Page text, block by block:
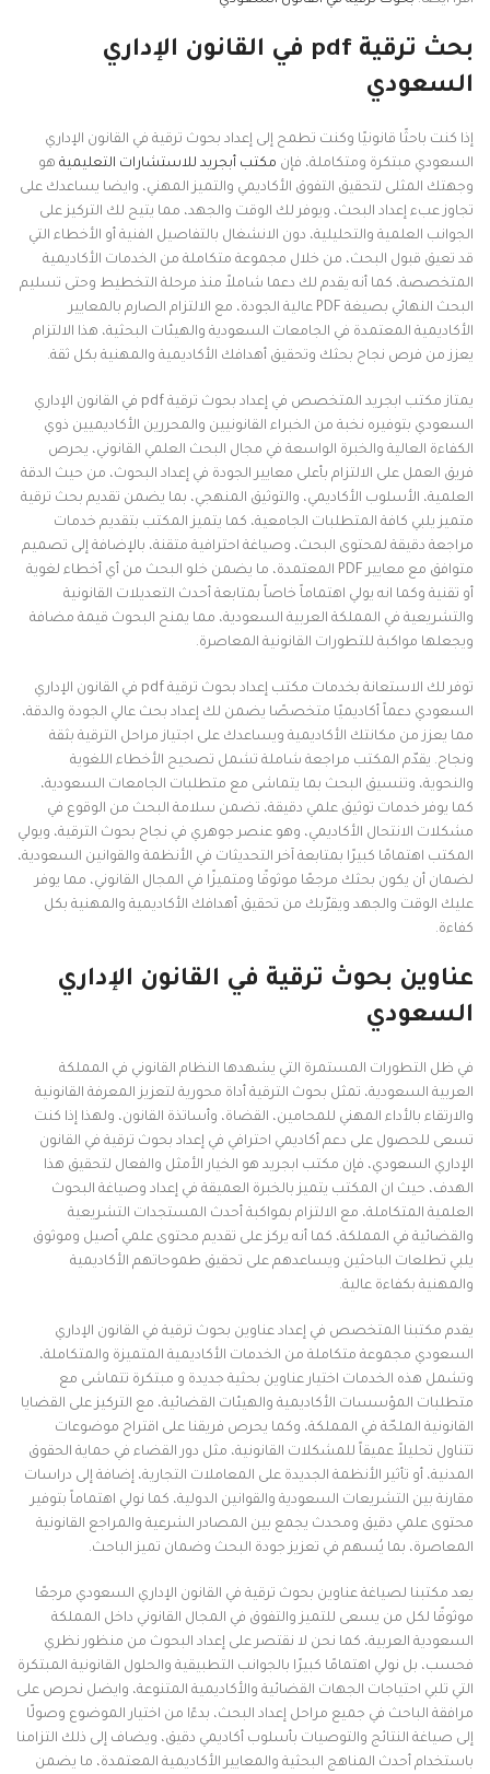
بحث ترقية pdf في القانون الإداري
السعودي
إذا كنت باحثًا قانونيًا وكنت تطمح إلى إعداد بحوث ترقية في القانون الإداري
السعودي مبتكرة ومتكاملة، فإن مكتب أبجريد للاستشارات التعليمية هو
وجهتك المثلى لتحقيق التفوق الأكاديمي والتميز المهني، وايضا يساعدك على
تجاوز عبء إعداد البحث، ويوفر لك الوقت والجهد، مما يتيح لك التركيز على
الجوانب العلمية والتحليلية، دون الانشغال بالتفاصيل الفنية أو الأخطاء التي
قد تعيق قبول البحث، من خلال مجموعة متكاملة من الخدمات الأكاديمية
المتخصصة، كما أنه يقدم لك دعما شاملاً منذ مرحلة التخطيط وحتى تسليم
البحث النهائي بصيغة PDF عالية الجودة، مع الالتزام الصارم بالمعايير
الأكاديمية المعتمدة في الجامعات السعودية والهيئات البحثية، هذا الالتزام
يعزز من فرص نجاح بحثك وتحقيق أهدافك الأكاديمية والمهنية بكل ثقة.
يمتاز مكتب ابجريد المتخصص في إعداد بحوث ترقية pdf في القانون الإداري
السعودي بتوفيره نخبة من الخبراء القانونيين والمحررين الأكاديميين ذوي
الكفاءة العالية والخبرة الواسعة في مجال البحث العلمي القانوني، يحرص
فريق العمل على الالتزام بأعلى معايير الجودة في إعداد البحوث، من حيث الدقة
العلمية، الأسلوب الأكاديمي، والتوثيق المنهجي، بما يضمن تقديم بحث ترقية
متميز يلبي كافة المتطلبات الجامعية، كما يتميز المكتب بتقديم خدمات
مراجعة دقيقة لمحتوى البحث، وصياغة احترافية متقنة، بالإضافة إلى تصميم
متوافق مع معايير PDF المعتمدة، ما يضمن خلو البحث من أي أخطاء لغوية
أو تقنية وكما انه يولي اهتماماً خاصاً بمتابعة أحدث التعديلات القانونية
والتشريعية في المملكة العربية السعودية، مما يمنح البحوث قيمة مضافة
ويجعلها مواكبة للتطورات القانونية المعاصرة.
توفر لك الاستعانة بخدمات مكتب إعداد بحوث ترقية pdf في القانون الإداري
السعودي دعماً أكاديميًا متخصصًا يضمن لك إعداد بحث عالي الجودة والدقة،
مما يعزز من مكانتك الأكاديمية ويساعدك على اجتياز مراحل الترقية بثقة
ونجاح. يقدّم المكتب مراجعة شاملة تشمل تصحيح الأخطاء اللغوية
والنحوية، وتنسيق البحث بما يتماشى مع متطلبات الجامعات السعودية،
كما يوفر خدمات توثيق علمي دقيقة، تضمن سلامة البحث من الوقوع في
مشكلات الانتحال الأكاديمي، وهو عنصر جوهري في نجاح بحوث الترقية، ويولي
المكتب اهتمامًا كبيرًا بمتابعة آخر التحديثات في الأنظمة والقوانين السعودية،
لضمان أن يكون بحثك مرجعًا موثوقًا ومتميزًا في المجال القانوني، مما يوفر
عليك الوقت والجهد ويقرّبك من تحقيق أهدافك الأكاديمية والمهنية بكل
كفاءة.
عناوين بحوث ترقية في القانون الإداري
السعودي
في ظل التطورات المستمرة التي يشهدها النظام القانوني في المملكة
العربية السعودية، تمثل بحوث الترقية أداة محورية لتعزيز المعرفة القانونية
والارتقاء بالأداء المهني للمحامين، القضاة، وأساتذة القانون، ولهذا إذا كنت
تسعى للحصول على دعم أكاديمي احترافي في إعداد بحوث ترقية في القانون
الإداري السعودي، فإن مكتب ابجريد هو الخيار الأمثل والفعال لتحقيق هذا
الهدف، حيث ان المكتب يتميز بالخبرة العميقة في إعداد وصياغة البحوث
العلمية المتكاملة، مع الالتزام بمواكبة أحدث المستجدات التشريعية
والقضائية في المملكة، كما أنه يركز على تقديم محتوى علمي أصيل وموثوق
يلبي تطلعات الباحثين ويساعدهم على تحقيق طموحاتهم الأكاديمية
والمهنية بكفاءة عالية.
يقدم مكتبنا المتخصص في إعداد عناوين بحوث ترقية في القانون الإداري
السعودي مجموعة متكاملة من الخدمات الأكاديمية المتميزة والمتكاملة،
وتشمل هذه الخدمات اختيار عناوين بحثية جديدة و مبتكرة تتماشى مع
متطلبات المؤسسات الأكاديمية والهيئات القضائية، مع التركيز على القضايا
القانونية الملحّة في المملكة، وكما يحرص فريقنا على اقتراح موضوعات
تتناول تحليلاً عميقاً للمشكلات القانونية، مثل دور القضاء في حماية الحقوق
المدنية، أو تأثير الأنظمة الجديدة على المعاملات التجارية، إضافة إلى دراسات
مقارنة بين التشريعات السعودية والقوانين الدولية، كما نولي اهتماماً بتوفير
محتوى علمي دقيق ومحدث يجمع بين المصادر الشرعية والمراجع القانونية
المعاصرة، بما يُسهم في تعزيز جودة البحث وضمان تميز الباحث.
يعد مكتبنا لصياغة عناوين بحوث ترقية في القانون الإداري السعودي مرجعًا
موثوقًا لكل من يسعى للتميز والتفوق في المجال القانوني داخل المملكة
السعودية العربية، كما نحن لا نقتصر على إعداد البحوث من منظور نظري
فحسب، بل نولي اهتمامًا كبيرًا بالجوانب التطبيقية والحلول القانونية المبتكرة
التي تلبي احتياجات الجهات القضائية والأكاديمية المتنوعة، وايضل نحرص على
مرافقة الباحث في جميع مراحل إعداد البحث، بدءًا من اختيار الموضوع وصولًا
إلى صياغة النتائج والتوصيات بأسلوب أكاديمي دقيق، ويضاف إلى ذلك التزامنا
باستخدام أحدث المناهج البحثية والمعايير الأكاديمية المعتمدة، ما يضمن